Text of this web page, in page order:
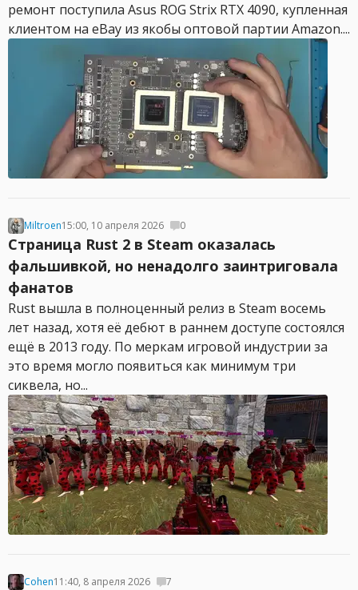
ремонт поступила Asus ROG Strix RTX 4090, купленная
клиентом на eBay из якобы оптовой партии Amazon....
Miltroen15:00, 10 апреля 2026 0
Страница Rust 2 в Steam оказалась
фальшивкой, но ненадолго заинтриговала
фанатов
Rust вышла в полноценный релиз в Steam восемь
лет назад, хотя её дебют в раннем доступе состоялся
ещё в 2013 году. По меркам игровой индустрии за
это время могло появиться как минимум три
сиквела, но...
Cohen11:40, 8 апреля 2026 7